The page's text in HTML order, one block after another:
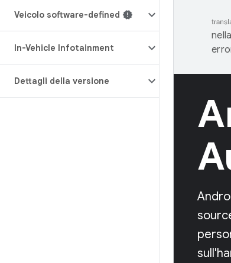
Veicolo software-defined
In-Vehicle Infotainment
Dettagli della versione